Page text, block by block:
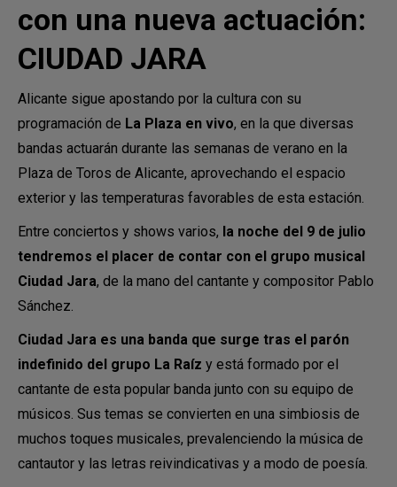
con una nueva actuación:
CIUDAD JARA
Alicante sigue apostando por la cultura con su
programación de La Plaza en vivo, en la que diversas
bandas actuarán durante las semanas de verano en la
Plaza de Toros de Alicante, aprovechando el espacio
exterior y las temperaturas favorables de esta estación.
Entre conciertos y shows varios, la noche del 9 de julio
tendremos el placer de contar con el grupo musical
Ciudad Jara, de la mano del cantante y compositor Pablo
Sánchez.
Ciudad Jara es una banda que surge tras el parón
indefinido del grupo La Raíz y está formado por el
cantante de esta popular banda junto con su equipo de
músicos. Sus temas se convierten en una simbiosis de
muchos toques musicales, prevalenciendo la música de
cantautor y las letras reivindicativas y a modo de poesía.